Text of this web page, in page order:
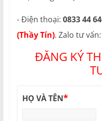
- Điện thoại: 0833 44
(Thầy Tín). Zalo tư vấn:
ĐĂNG KÝ
HỌ VÀ TÊN*